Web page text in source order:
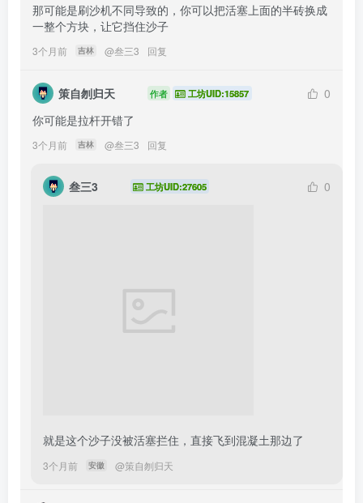
那可能是刷沙机不同导致的，你可以把活塞上面的半砖换成
一整个方块，让它挡住沙子
3个月前 吉林 @叁三3 回复
策自刎归天 作者 工坊UID:15857
0
你可能是拉杆开错了
3个月前 吉林 @叁三3 回复
叁三3 工坊UID:27605 0
就是这个沙子没被活塞拦住，直接飞到混凝土那边了
3个月前 安徽 @策自刎归天